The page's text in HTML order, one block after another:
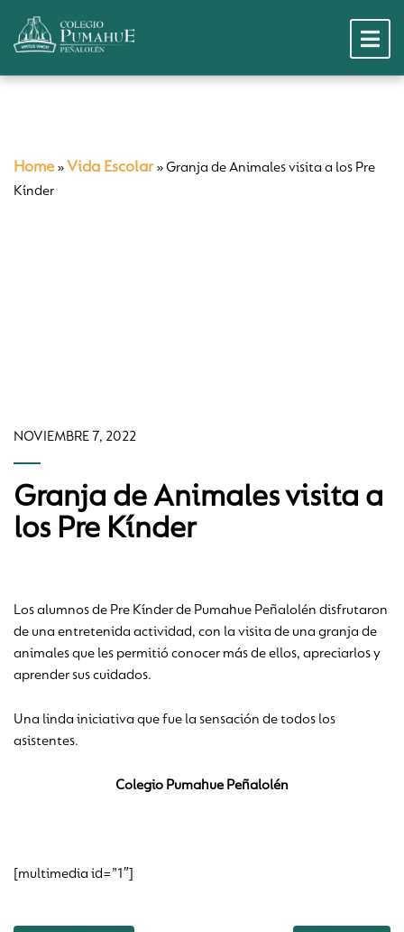
Home » Vida Escolar» Granja de Animales visita a los Pre
Kínder
NOVIEMBRE 7, 2022
Granja de Animales visita a
los Pre Kínder
Los alumnos de Pre Kínder de Pumahue Peñalolén disfrutaron
de una entretenida actividad, con la visita de una granja de
animales que les permitió conocer más de ellos, apreciarlos y
aprender sus cuidados.
Una linda iniciativa que fue la sensación de todos los
asistentes.
Colegio Pumahue Peñalolén
[multimedia id=”1″]